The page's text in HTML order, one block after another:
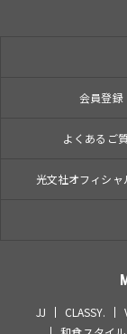
会員登録
よくあるご
光文社オフィシャ
JJ CLASSY.